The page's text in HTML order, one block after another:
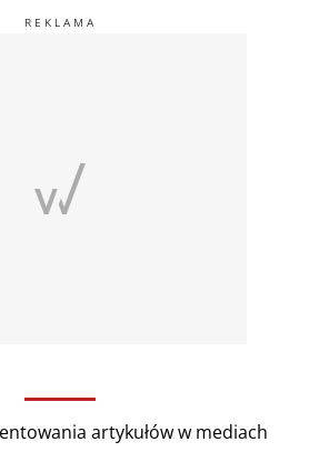
artykułów w mediach